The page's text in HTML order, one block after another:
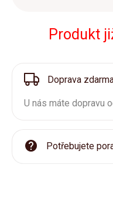
Produkt
Doprava
U nás máte dopravu
Potřebujete